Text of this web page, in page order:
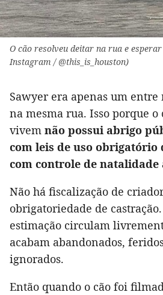
O cão resolveu deitar na rua e
Instagram / @this_is_houston)
Sawyer era apenas um entre
na mesma rua. Isso porque o
vivem não possui abrigo
com leis de uso obrigatório
com controle de natalidade
Não há fiscalização de
obrigatoriedade de
estimação circulam
acabam abandonados,
ignorados.
Então quando o cão foi